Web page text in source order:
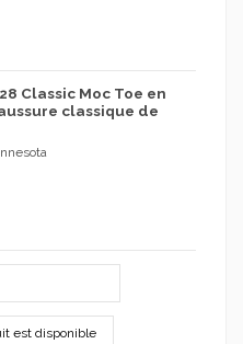
Classic Moc Toe en
classique de